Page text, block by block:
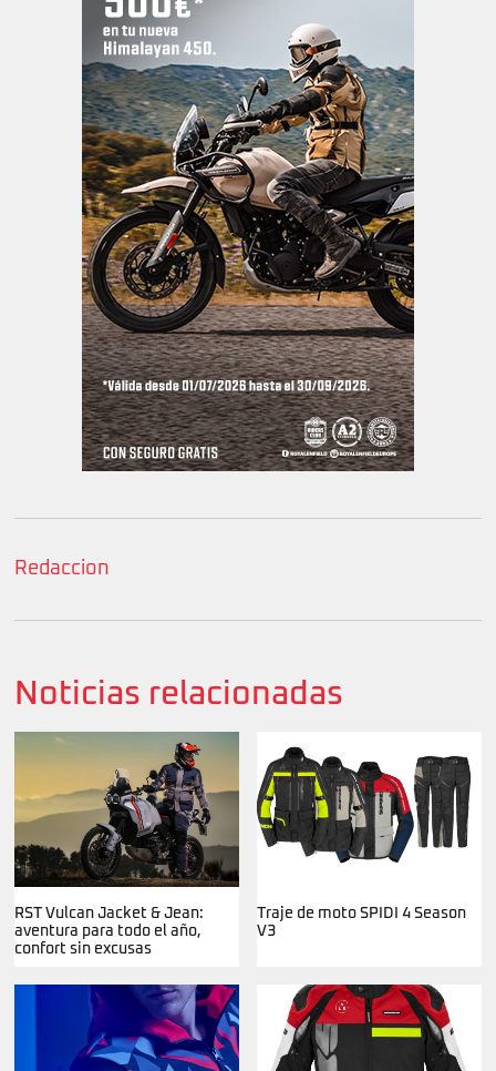
Redaccion
Noticias relacionadas
RST Vulcan Jacket & Jean:
aventura para todo el año,
confort sin excusas
Traje de moto SPIDI 4 Season
V3